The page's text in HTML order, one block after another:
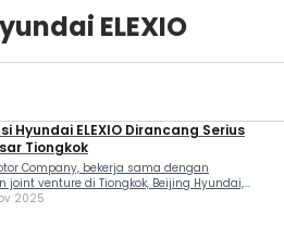
ELEXIO
Hyundai ELEXIO Dirancang Serius
Tiongkok
Company, bekerja sama dengan
joint venture di Tiongkok, Beijing Hyundai,
kendaraan energi baru (NEV)
2025